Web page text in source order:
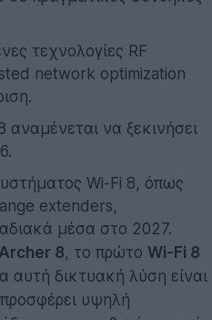
τεχνολογίες RF
network optimization
να ξεκινήσει
Wi-Fi 8, όπως
extenders,
μέσα στο 2027.
Archer 8, το πρώτο Wi-Fi 8
αυτή δικτυακή λύση είναι
υψηλή